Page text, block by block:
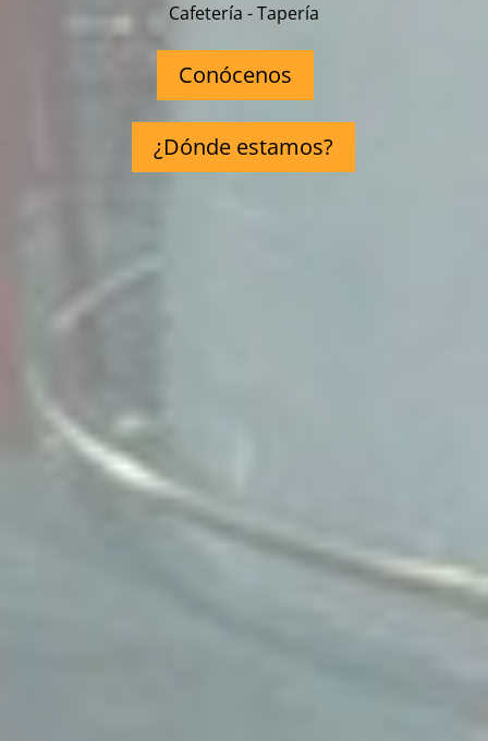
Cafetería - Tapería
Conócenos
¿Dónde estamos?